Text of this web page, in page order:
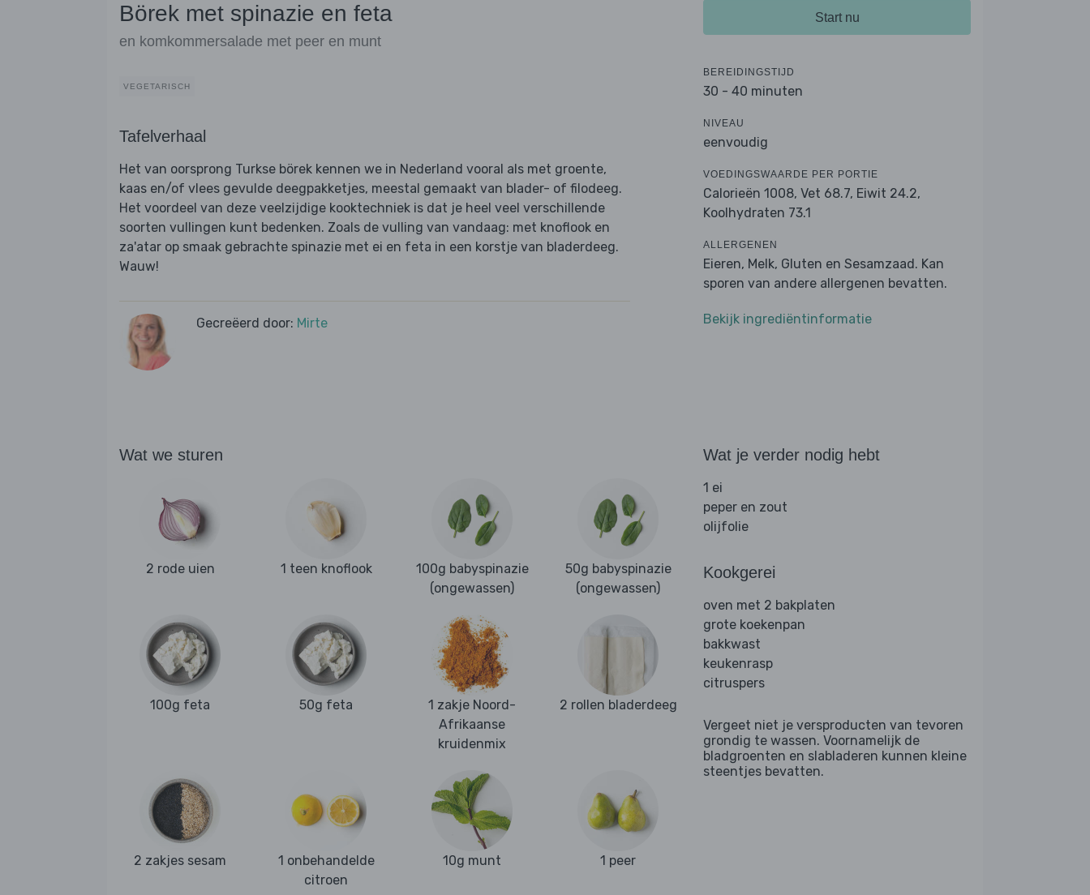
Börek met spinazie en feta
en komkommersalade met peer en munt
VEGETARISCH
Tafelverhaal
Het van oorsprong Turkse börek kennen we in Nederland vooral als met groente,
kaas en/of vlees gevulde deegpakketjes, meestal gemaakt van blader- of filodeeg.
Het voordeel van deze veelzijdige kooktechniek is dat je heel veel verschillende
soorten vullingen kunt bedenken. Zoals de vulling van vandaag: met knoflook en
za'atar op smaak gebrachte spinazie met ei en feta in een korstje van bladerdeeg.
Wauw!
Gecreëerd door: Mirte
Start nu
BEREIDINGSTIJD
30 - 40 minuten
NIVEAU
eenvoudig
VOEDINGSWAARDE PER PORTIE
Calorieën 1008, Vet 68.7, Eiwit 24.2,
Koolhydraten 73.1
ALLERGENEN
Eieren, Melk, Gluten en Sesamzaad. Kan
sporen van andere allergenen bevatten.
Bekijk ingrediëntinformatie
Wat we sturen
2 rode uien 1 teen knoflook
100g babyspinazie
(ongewassen)
50g babyspinazie
(ongewassen)
100g feta 50g feta
1 zakje Noord-
Afrikaanse
kruidenmix
2 rollen bladerdeeg
2 zakjes sesam
1 onbehandelde
citroen
10g munt 1 peer
Wat je verder nodig hebt
1 ei
peper en zout
olijfolie
Kookgerei
oven met 2 bakplaten
grote koekenpan
bakkwast
keukenrasp
citruspers
Vergeet niet je versproducten van tevoren
grondig te wassen. Voornamelijk de
bladgroenten en slabladeren kunnen kleine
steentjes bevatten.